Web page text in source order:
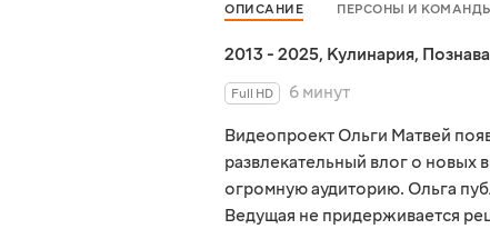
ОПИСАНИЕ ПЕРСОНЫ И
2013 - 2025, Кулинария,
Full HD
6 минут
Видеопроект Ольги Матвей
развлекательный влог о новых
огромную аудиторию. Ольга
Ведущая не придерживается